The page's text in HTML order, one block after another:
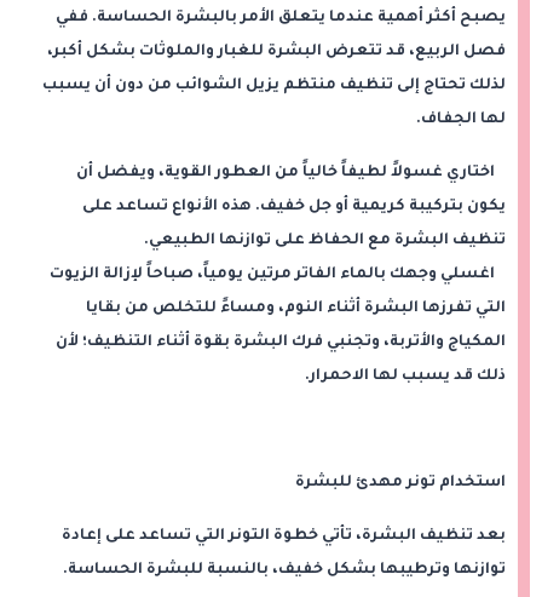
يصبح أكثر أهمية عندما يتعلق الأمر بالبشرة الحساسة. ففي
فصل الربيع، قد تتعرض البشرة للغبار والملوثات بشكل أكبر،
لذلك تحتاج إلى تنظيف منتظم يزيل الشوائب من دون أن يسبب
لها الجفاف.
اختاري غسولاً لطيفاً خالياً من العطور القوية، ويفضل أن
يكون بتركيبة كريمية أو جل خفيف. هذه الأنواع تساعد على
تنظيف البشرة مع الحفاظ على توازنها الطبيعي.
اغسلي وجهك بالماء الفاتر مرتين يومياً، صباحاً لإزالة الزيوت
التي تفرزها البشرة أثناء النوم، ومساءً للتخلص من بقايا
المكياج والأتربة، وتجنبي فرك البشرة بقوة أثناء التنظيف؛ لأن
ذلك قد يسبب لها الاحمرار.
استخدام تونر مهدئ للبشرة
بعد تنظيف البشرة، تأتي خطوة التونر التي تساعد على إعادة
توازنها وترطيبها بشكل خفيف، بالنسبة للبشرة الحساسة.